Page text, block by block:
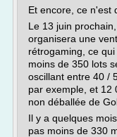
Et encore, ce n'est
Le 13 juin
organisera une
rétrogaming, ce
moins de 350 lots
oscillant entre 40 /
par exemple, et 12
non déballée de
Il y a quelques
pas moins de 330